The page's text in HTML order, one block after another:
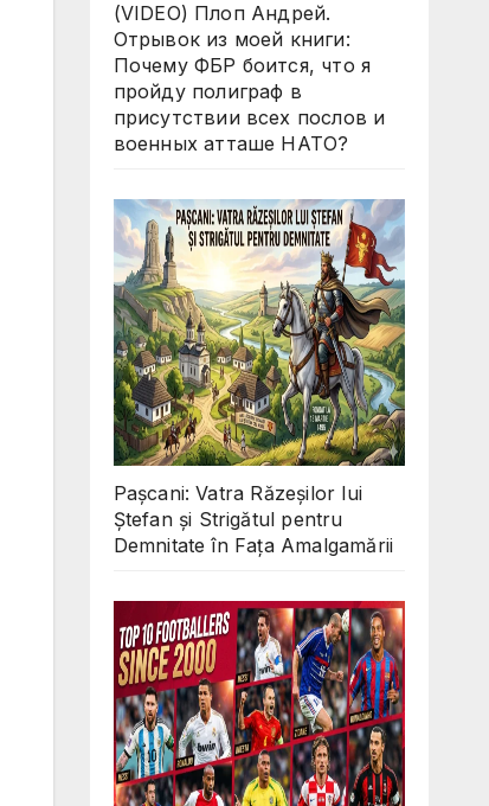
(VIDEO) Плоп Андрей.
Отрывок из моей книги:
Почему ФБР боится, что я
пройду полиграф в
присутствии всех послов и
военных атташе НАТО?
Pașcani: Vatra Răzeșilor lui
Ștefan și Strigătul pentru
Demnitate în Fața Amalgamării